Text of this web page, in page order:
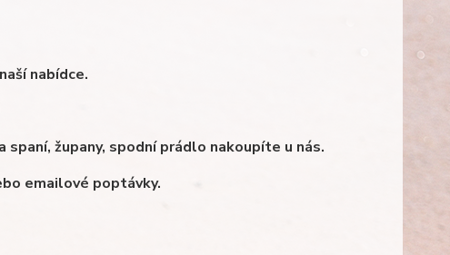
nabídce.
spaní, župany, spodní prádlo nakoupíte u nás.
emailové poptávky.